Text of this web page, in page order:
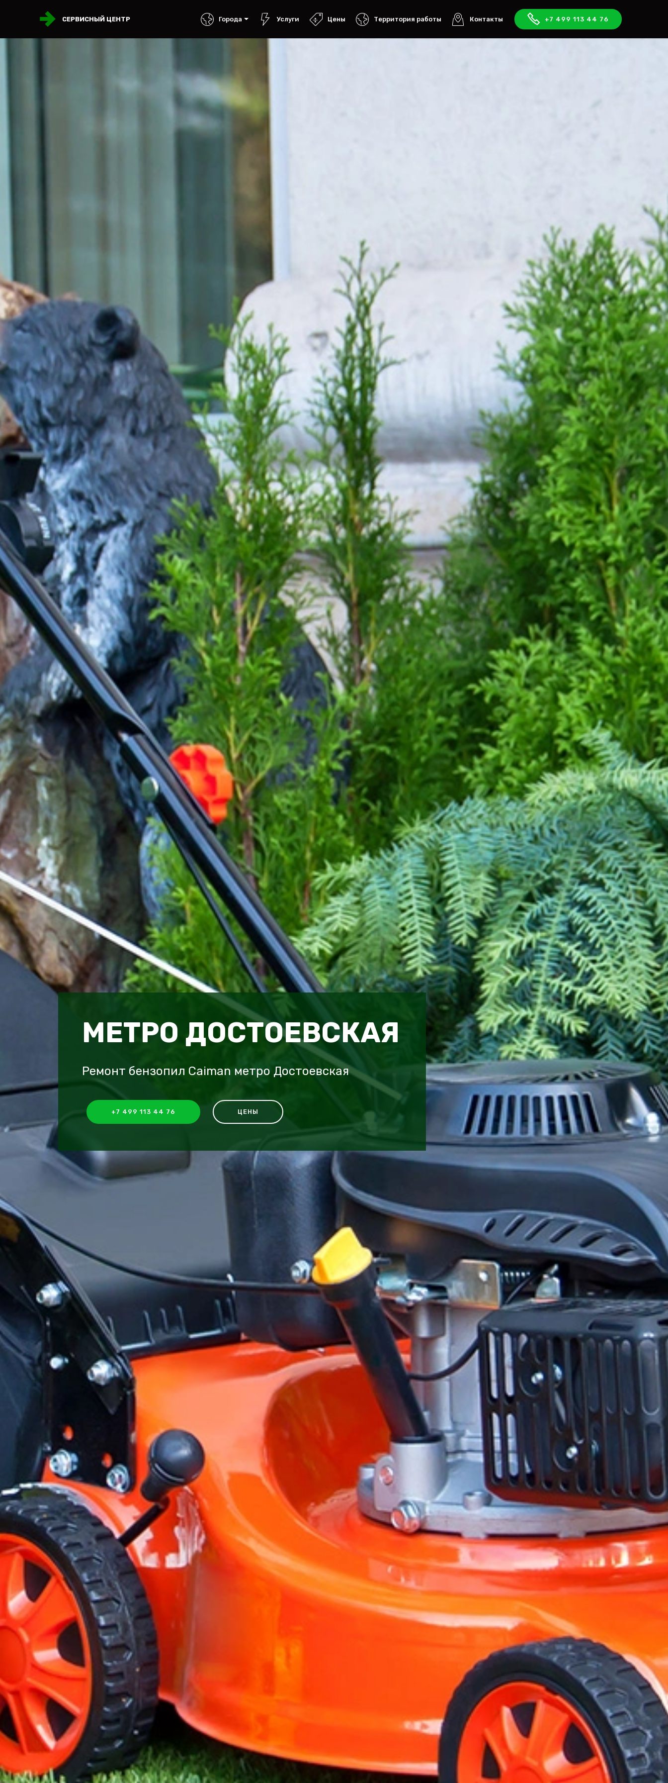
СЕРВИСНЫЙ ЦЕНТР Города Услуги Цены Территория работы Контакты +7 499 113 44 76
МЕТРО ДОСТОЕВСКАЯ
Ремонт бензопил Caiman метро Достоевская
+7 499 113 44 76 ЦЕНЫ